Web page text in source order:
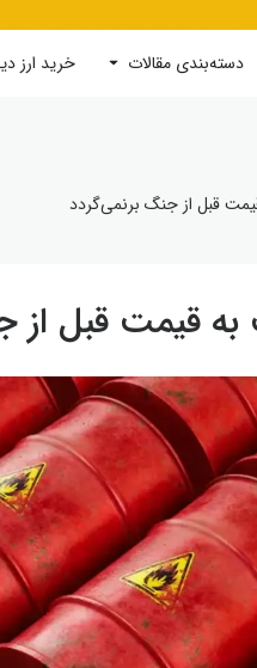
دسته‌بندی مقالات خرید ارز
قبل از جنگ برنمی‌گردد
قیمت قبل از